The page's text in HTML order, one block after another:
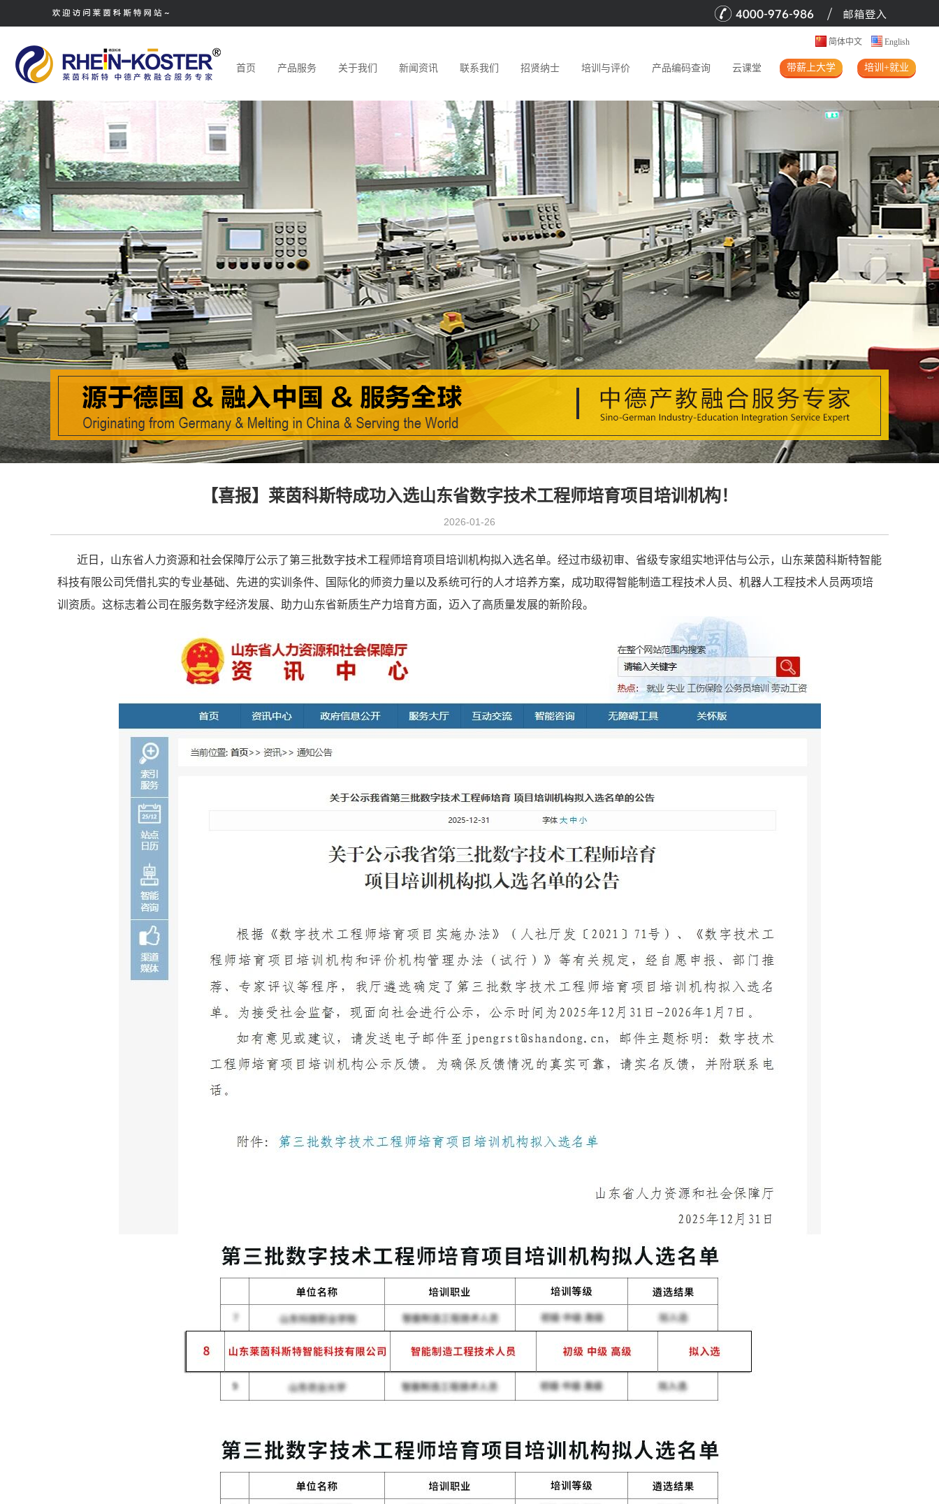
简体中文 English
首页 产品服务 关于我们 新闻资讯 联系我们 招贤纳士 培训与评价 产品编码查询 云课堂 带薪上大学 培训+就业
【喜报】莱茵科斯特成功入选山东省数字技术工程师培育项目培训机构！
2026-01-26
近日，山东省人力资源和社会保障厅公示了第三批数字技术工程师培育项目培训机构拟入选名单。经过市级初审、省级专家组实地评估与公示，山东莱茵科斯特智能
科技有限公司凭借扎实的专业基础、先进的实训条件、国际化的师资力量以及系统可行的人才培养方案，成功取得智能制造工程技术人员、机器人工程技术人员两项培
训资质。这标志着公司在服务数字经济发展、助力山东省新质生产力培育方面，迈入了高质量发展的新阶段。